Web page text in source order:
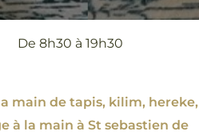
De 8h30 à 19h30
main de tapis, kilim, hereke,
à la main à St sebastien de